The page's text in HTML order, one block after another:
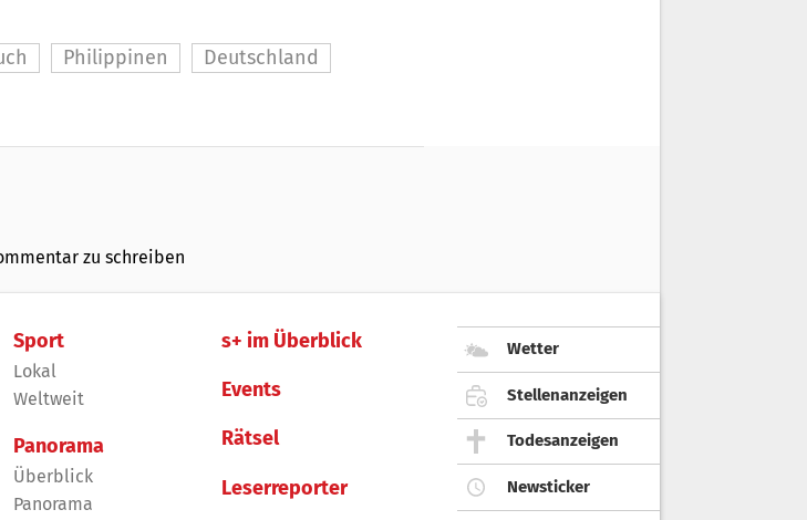
Philippinen Deutschland
zu schreiben
Sport
Lokal
Weltweit
Panorama
Überblick
Panorama
s+ im Überblick
Events
Rätsel
Leserreporter
Wetter
Stellenanzeigen
Todesanzeigen
Newsticker